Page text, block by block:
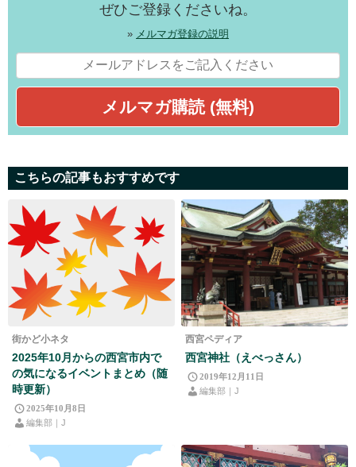
ぜひご登録くださいね。
» メルマガ登録の説明
こちらの記事もおすすめです
街かど小ネタ
2025年10月からの西宮市内で
の気になるイベントまとめ（随
時更新）
2025年10月8日
編集部｜J
西宮ペディア
西宮神社（えべっさん）
2019年12月11日
編集部｜J